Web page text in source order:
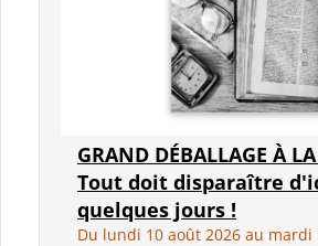
GRAND DÉBALLAGE À
Tout doit disparaître
quelques jours !
Du lundi 10 août 2026 au mardi